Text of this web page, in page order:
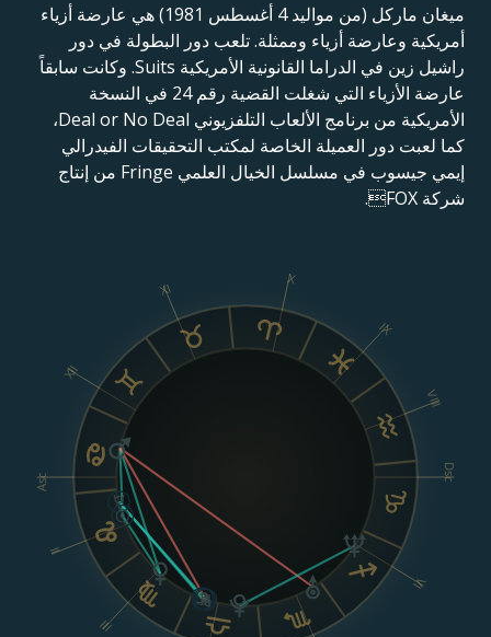
ميغان ماركل (من مواليد 4 أغسطس 1981) هي عارضة أزياء
أمريكية وعارضة أزياء وممثلة. تلعب دور البطولة في دور
راشيل زين في الدراما القانونية الأمريكية Suits. وكانت سابقاً
عارضة الأزياء التي شغلت القضية رقم 24 في النسخة
الأمريكية من برنامج الألعاب التلفزيوني Deal or No Deal،
كما لعبت دور العميلة الخاصة لمكتب التحقيقات الفيدرالي
إيمي جيسوب في مسلسل الخيال العلمي Fringe من إنتاج
شركة FOX.
Asc
II
III
VI
Dsc
VIII
IX
X
XI
XII